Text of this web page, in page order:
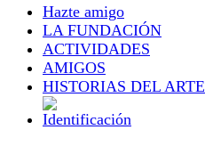
Hazte amigo
LA FUNDACIÓN
ACTIVIDADES
AMIGOS
HISTORIAS DEL ARTE